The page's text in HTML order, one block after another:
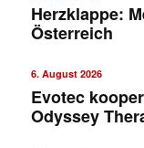
Herzklappe:
Österreich
6. August 2026
Evotec
Odyssey